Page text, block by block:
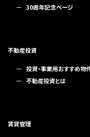
30周年記念ページ
不動産投資
投資・事業用おすすめ物
不動産投資とは
賃貸管理